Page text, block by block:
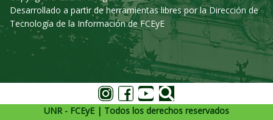
Desarrollado a partir de herramientas libres por la Dirección de
Tecnología de la Información de FCEyE
UNR - FCEyE | Todos los derechos reservados